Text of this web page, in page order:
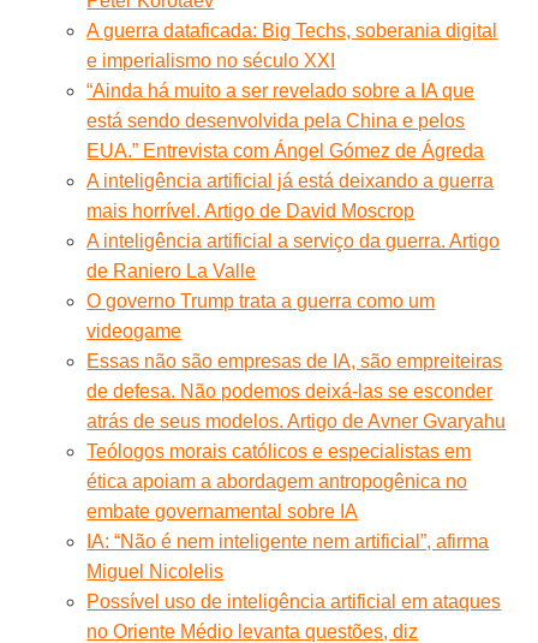
A guerra dataficada: Big Techs, soberania digital
e imperialismo no século XXI
“Ainda há muito a ser revelado sobre a IA que
está sendo desenvolvida pela China e pelos
EUA.” Entrevista com Ángel Gómez de Ágreda
A inteligência artificial já está deixando a guerra
mais horrível. Artigo de David Moscrop
A inteligência artificial a serviço da guerra. Artigo
de Raniero La Valle
O governo Trump trata a guerra como um
videogame
Essas não são empresas de IA, são empreiteiras
de defesa. Não podemos deixá-las se esconder
atrás de seus modelos. Artigo de Avner Gvaryahu
Teólogos morais católicos e especialistas em
ética apoiam a abordagem antropogênica no
embate governamental sobre IA
IA: “Não é nem inteligente nem artificial”, afirma
Miguel Nicolelis
Possível uso de inteligência artificial em ataques
no Oriente Médio levanta questões, diz